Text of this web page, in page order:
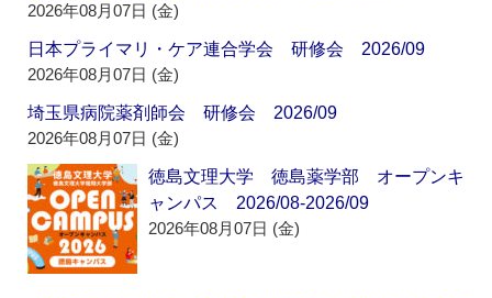
2026年08月07日 (金)
日本プライマリ・ケア連合学会 研修会 2026/09
2026年08月07日 (金)
埼玉県病院薬剤師会 研修会 2026/09
2026年08月07日 (金)
徳島文理大学 徳島薬学部 オープンキ
ャンパス 2026/08-2026/09
2026年08月07日 (金)